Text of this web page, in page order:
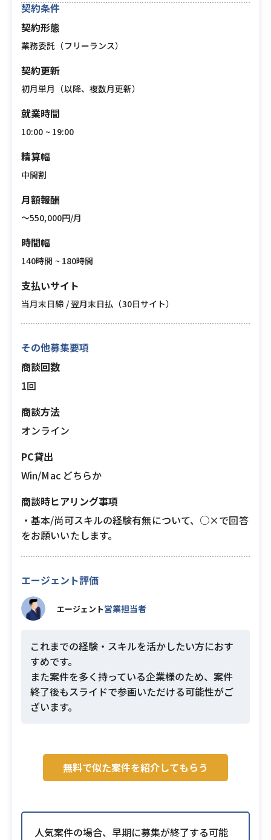
契約条件
契約形態
業務委託（フリーランス）
契約更新
初月単月（以降、複数月更新）
就業時間
10:00 ~ 19:00
精算幅
中間割
月額報酬
〜550,000円/月
時間幅
140時間 ~ 180時間
支払いサイト
当月末日締 / 翌月末日払（30日サイト）
その他募集要項
商談回数
1回
商談方法
オンライン
PC貸出
Win/Mac どちらか
商談時ヒアリング事項
・基本/尚可スキルの経験有無について、○×で回答
をお願いいたします。
エージェント評価
エージェント営業担当者
これまでの経験・スキルを活かしたい方におす
すめです。
また案件を多く持っている企業様のため、案件
終了後もスライドで参画いただける可能性がご
ざいます。
無料で似た案件を紹介してもらう
人気案件の場合、早期に募集が終了する可能